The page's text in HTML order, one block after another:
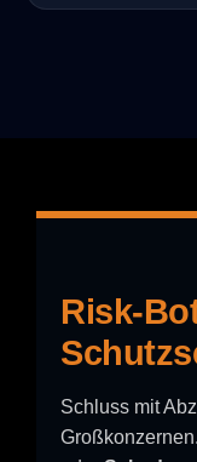
Risk-
Schluss mit